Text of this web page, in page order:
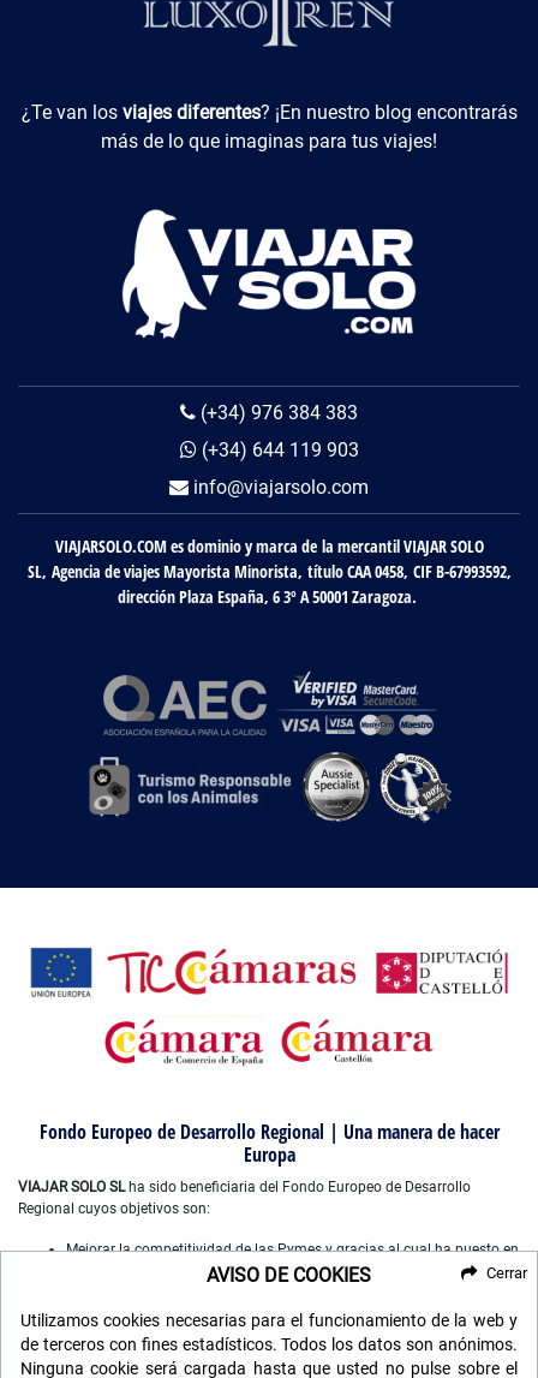
Viajes Diferentes
¿Te van los viajes diferentes? ¡En nuestro blog encontrarás
más de lo que imaginas para tus viajes!
(+34) 976 384 383
(+34) 644 119 903
info@viajarsolo.com
VIAJARSOLO.COM es dominio y marca de la mercantil VIAJAR SOLO
SL, Agencia de viajes Mayorista Minorista, título CAA 0458, CIF B-67993592,
dirección Plaza España, 6 3º A 50001 Zaragoza.
Fondo Europeo de Desarrollo Regional | Una manera de hacer
Europa
VIAJAR SOLO SLha sido beneficiaria del Fondo Europeo de Desarrollo
Regional cuyos objetivos son:
Mejorar la competitividad de las Pymes y gracias al cual ha puesto en
marcha un Plan de Marketing Digital Internacional, con el objetivo de
año 2022-2023. Para ello ha contado con el apoyo del Programa
XPANDE DIGITAL de la Cámara de Comercio de Castellón”.
Mejorar el uso y la calidad de las tecnologías de la información y de
AVISO DE COOKIES
Utilizamos cookies necesarias para el funcionamiento de la web y
de terceros con fines estadísticos. Todos los datos son anónimos.
Ninguna cookie será cargada hasta que usted no pulse sobre el
Cerrar